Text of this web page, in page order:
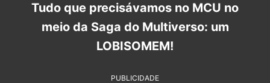
Tudo que precisávamos no MCU no
meio da Saga do Multiverso: um
LOBISOMEM!
PUBLICIDADE